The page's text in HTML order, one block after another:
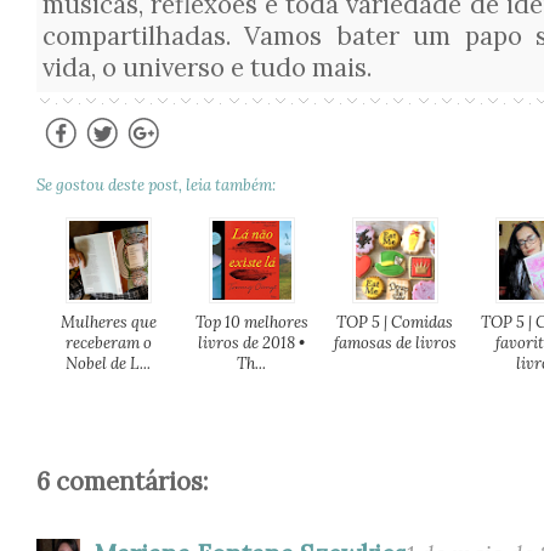
compartilhadas. Vamos bater um papo
vida, o universo e tudo mais.
Se gostou deste post, leia também:
Mulheres que
receberam o
Nobel de L...
Top 10 melhores
livros de 2018 •
Th...
TOP 5 | Comidas
famosas de livros
TOP 5 |
6 comentários: